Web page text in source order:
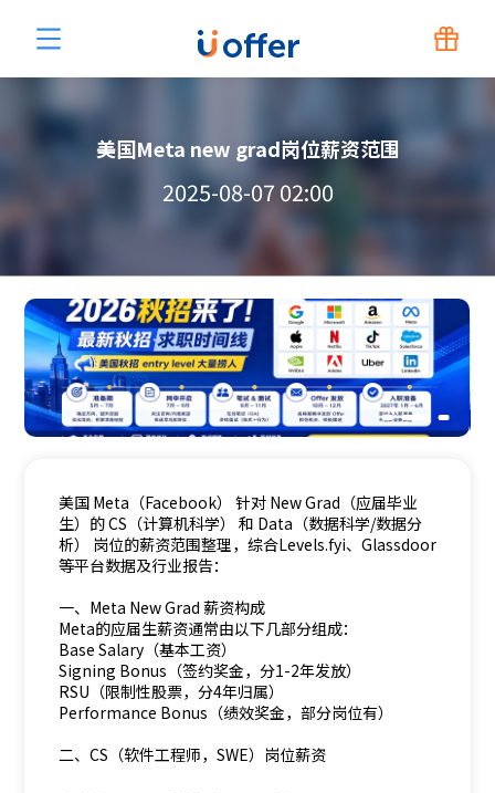
美国Meta new grad岗位薪资范围
2025-08-07 02:00
美国 Meta（Facebook） 针对 New Grad（应届毕业
生）的 CS（计算机科学） 和 Data（数据科学/数据分
析） 岗位的薪资范围整理，综合Levels.fyi、Glassdoor
等平台数据及行业报告：
一、Meta New Grad 薪资构成
Meta的应届生薪资通常由以下几部分组成：
Base Salary（基本工资）
Signing Bonus（签约奖金，分1-2年发放）
RSU（限制性股票，分4年归属）
Performance Bonus（绩效奖金，部分岗位有）
二、CS（软件工程师，SWE）岗位薪资